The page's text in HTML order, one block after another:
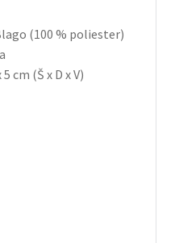
(100 % poliester)
cm (Š x D x V)